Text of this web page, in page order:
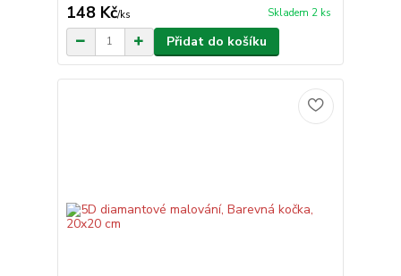
148 Kč/ks Skladem 2 ks
Přidat do košíku